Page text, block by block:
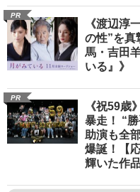
PR
《渡辺淳
の性”を真
馬・吉田
いる』》
PR
《祝59歳
暴走！ “
助演も全
爆誕！【
輝いた作